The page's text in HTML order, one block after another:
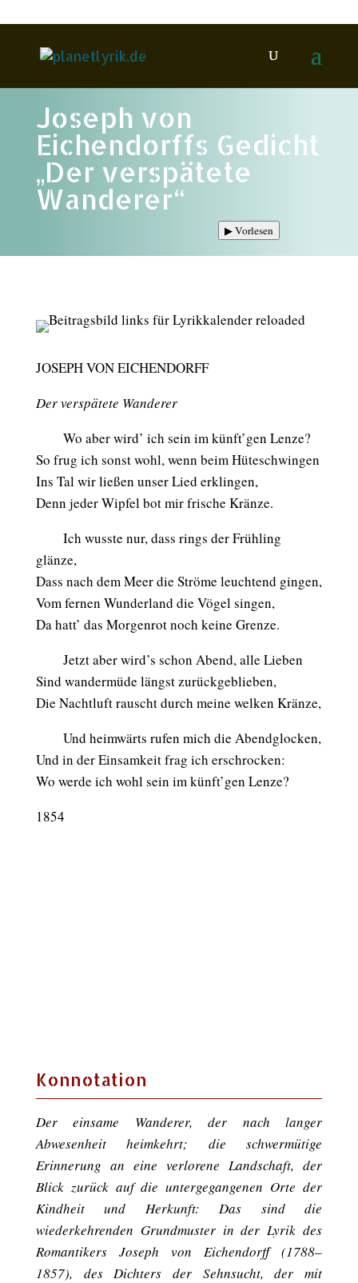
Joseph von
Eichendorffs Gedicht
„Der verspätete
Wanderer“
▶Vorlesen
JOSEPH VON EICHENDORFF
Der verspätete Wanderer
Wo aber wird’ ich sein im künft’gen Lenze?
So frug ich sonst wohl, wenn beim Hüteschwingen
Ins Tal wir ließen unser Lied erklingen,
Denn jeder Wipfel bot mir frische Kränze.
Ich wusste nur, dass rings der Frühling
glänze,
Dass nach dem Meer die Ströme leuchtend gingen,
Vom fernen Wunderland die Vögel singen,
Da hatt’ das Morgenrot noch keine Grenze.
Jetzt aber wird’s schon Abend, alle Lieben
Sind wandermüde längst zurückgeblieben,
Die Nachtluft rauscht durch meine welken Kränze,
Und heimwärts rufen mich die Abendglocken,
Und in der Einsamkeit frag ich erschrocken:
Wo werde ich wohl sein im künft’gen Lenze?
1854
Konnotation
Der einsame Wanderer, der nach langer
Abwesenheit heimkehrt; die schwermütige
Erinnerung an eine verlorene Landschaft, der
Blick zurück auf die untergegangenen Orte der
Kindheit und Herkunft: Das sind die
wiederkehrenden Grundmuster in der Lyrik des
Romantikers Joseph von Eichendorff (1788–
1857), des Dichters der Sehnsucht, der mit